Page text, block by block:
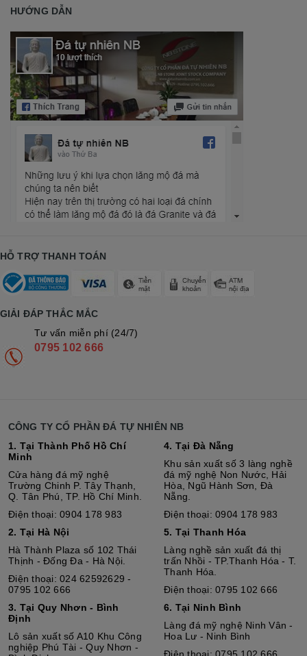
HƯỚNG DẪN
HỖ TRỢ THANH TOÁN
GIẢI ĐÁP THẮC MẮC
Tư vấn miễn phí (24/7)
0795 102 666
CÔNG TY CỔ PHẦN ĐÁ TỰ NHIÊN NB
1. Tại Thành Phố Hồ Chí
Minh
Cửa hàng đá mỹ nghệ
Trường Chinh P. Tây Thạnh,
Q. Tân Phú, TP. Hồ Chí Minh.
Điện thoại: 0904 178 983
2. Tại Hà Nội
Hà Thành Plaza số 102 Thái
Thịnh - Đống Đa - Hà Nội.
Điện thoại: 024 62592629 -
0795 102 666
3. Tại Quy Nhơn - Bình
Định
Lô sản xuất số A10 Khu Công
nghiệp Phú Tài - Quy Nhơn -
4. Tại Đà Nẵng
Khu sản xuất số 3 làng nghề
đá mỹ nghệ Non Nước, Hải
Hòa, Ngũ Hành Sơn, Đà
Nẵng.
Điện thoại: 0904 178 983
5. Tại Thanh Hóa
Làng nghề sản xuất đá thị
trấn Nhồi - TP.Thanh Hóa - T.
Thanh Hóa.
Điện thoại: 0795 102 666
6. Tại Ninh Bình
Làng đá mỹ nghệ Ninh Vân -
Hoa Lư - Ninh Bình